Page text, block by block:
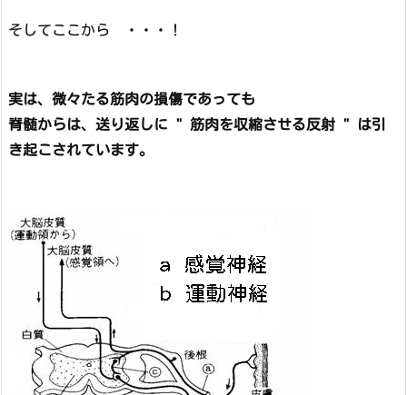
そしてここから ・・・！
実は、微々たる筋肉の損傷であっても
脊髄からは、送り返しに " 筋肉を収縮させる反射 " は引
き起こされています。